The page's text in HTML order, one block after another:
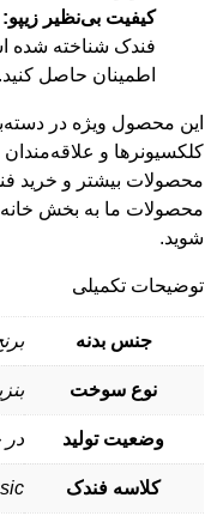
کیفیت بی‌نظیر زیپو:
فندک شناخته شده
اطمینان حاصل کنید.
این محصول ویژه در
کلکسیونرها و
محصولات بیشتر و خرید
محصولات ما به بخش خانه
شوید.
توضیحات تکمیلی
جنس بدنه
نوع سوخت
وضعیت تولید در
کلاسه فندک